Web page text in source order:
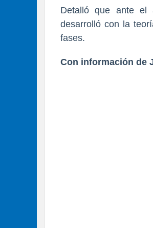
Detalló que ante el
desarrolló con la
fases.
Con información de